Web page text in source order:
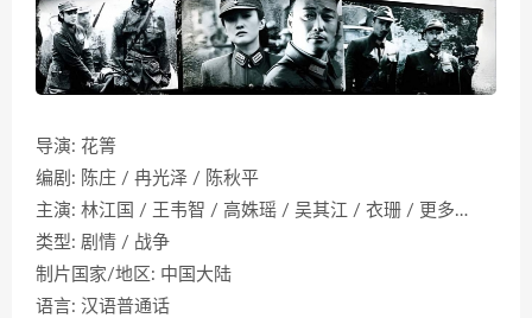
导演: 花箐
编剧: 陈庄 / 冉光泽 / 陈秋平
主演: 林江国 / 王韦智 / 高姝瑶 / 吴其江 / 衣珊 / 更多…
类型: 剧情 / 战争
制片国家/地区: 中国大陆
语言: 汉语普通话